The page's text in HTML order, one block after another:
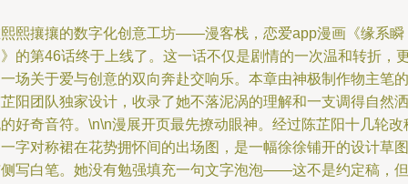
熙攘攘的数字化创意工坊——漫客栈，恋爱app漫画《缘系瞬
的第46话终于上线了。这一话不仅是剧情的一次温和转折，
场关于爱与创意的双向奔赴交响乐。本章由神极制作物主笔的
阳团队独家设计，收录了她不落泥涡的理解和一支调得自然洒
好奇音符。\n\n漫展开页最先撩动眼神。经过陈芷阳十几轮改
字对称裙在花势拥怀间的出场图，是一幅徐徐铺开的设计草图
写白笔。她没有勉强填充一句文字泡泡——这不是约定稿，但